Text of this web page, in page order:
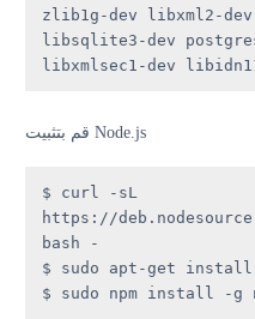
zlib1g-dev libxml2-
libsqlite3-dev
libxmlsec1-dev
قم بتثبيت Node.js
$ curl -sL
https://
bash -
$ sudo apt-get install
$ sudo npm install -g